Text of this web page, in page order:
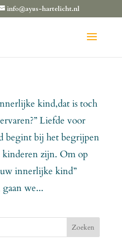
info@ayus-hartelicht.nl
kind,dat is toch
Liefde voor
begint bij het begrijpen
zijn. Om op
innerlijke kind”
we...
Zoeken